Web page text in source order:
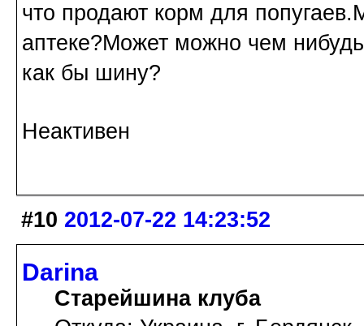
что продают корм для
аптеке?Может можно чем
как бы шину?
Неактивен
#10 2012-07-22 14:23:52
Darina
Старейшина клуба